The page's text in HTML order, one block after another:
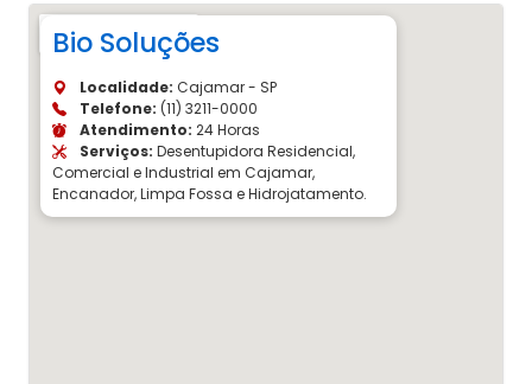
Bio Soluções
Localidade: Cajamar - SP
Telefone: (11) 3211-0000
Atendimento: 24 Horas
Serviços: Desentupidora Residencial,
Comercial e Industrial em Cajamar,
Encanador, Limpa Fossa e Hidrojatamento.